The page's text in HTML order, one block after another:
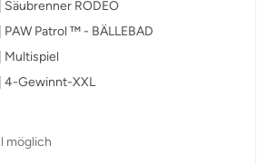
Säubrenner RODEO
PAW Patrol ™️ - BÄLLEBAD
Multispiel
4-Gewinnt-XXL
möglich